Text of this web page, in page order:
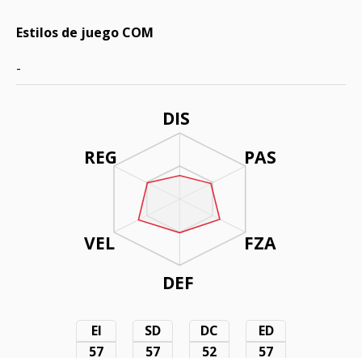
DIS
PAS
FZA
DEF
REG
VEL
EI
57
SD
57
DC
52
ED
57
Estilos de juego COM
-